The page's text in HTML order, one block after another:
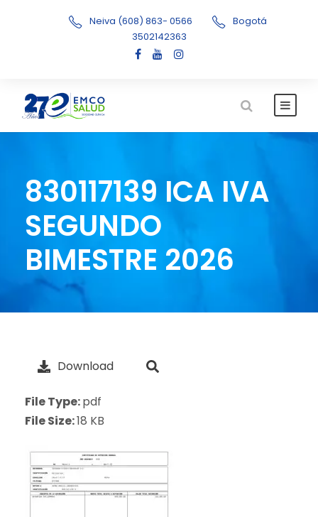
Neiva (608) 863- 0566
Bogotá
3502142363
830117139 ICA IVA
SEGUNDO
BIMESTRE 2026
Download
File Type:pdf
File Size:18 KB